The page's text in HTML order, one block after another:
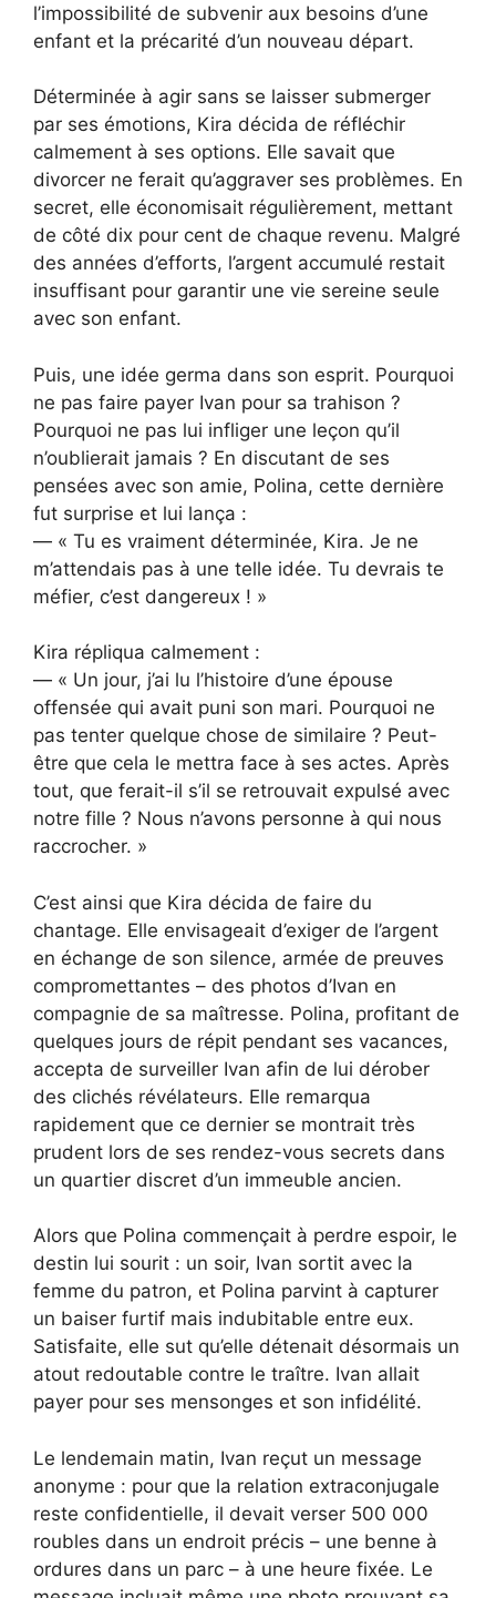
l’impossibilité de subvenir aux besoins d’une
enfant et la précarité d’un nouveau départ.
Déterminée à agir sans se laisser submerger
par ses émotions, Kira décida de réfléchir
calmement à ses options. Elle savait que
divorcer ne ferait qu’aggraver ses problèmes. En
secret, elle économisait régulièrement, mettant
de côté dix pour cent de chaque revenu. Malgré
des années d’efforts, l’argent accumulé restait
insuffisant pour garantir une vie sereine seule
avec son enfant.
Puis, une idée germa dans son esprit. Pourquoi
ne pas faire payer Ivan pour sa trahison ?
Pourquoi ne pas lui infliger une leçon qu’il
n’oublierait jamais ? En discutant de ses
pensées avec son amie, Polina, cette dernière
fut surprise et lui lança :
— « Tu es vraiment déterminée, Kira. Je ne
m’attendais pas à une telle idée. Tu devrais te
méfier, c’est dangereux ! »
Kira répliqua calmement :
— « Un jour, j’ai lu l’histoire d’une épouse
offensée qui avait puni son mari. Pourquoi ne
pas tenter quelque chose de similaire ? Peut-
être que cela le mettra face à ses actes. Après
tout, que ferait-il s’il se retrouvait expulsé avec
notre fille ? Nous n’avons personne à qui nous
raccrocher. »
C’est ainsi que Kira décida de faire du
chantage. Elle envisageait d’exiger de l’argent
en échange de son silence, armée de preuves
compromettantes – des photos d’Ivan en
compagnie de sa maîtresse. Polina, profitant de
quelques jours de répit pendant ses vacances,
accepta de surveiller Ivan afin de lui dérober
des clichés révélateurs. Elle remarqua
rapidement que ce dernier se montrait très
prudent lors de ses rendez-vous secrets dans
un quartier discret d’un immeuble ancien.
Alors que Polina commençait à perdre espoir, le
destin lui sourit : un soir, Ivan sortit avec la
femme du patron, et Polina parvint à capturer
un baiser furtif mais indubitable entre eux.
Satisfaite, elle sut qu’elle détenait désormais un
atout redoutable contre le traître. Ivan allait
payer pour ses mensonges et son infidélité.
Le lendemain matin, Ivan reçut un message
anonyme : pour que la relation extraconjugale
reste confidentielle, il devait verser 500 000
roubles dans un endroit précis – une benne à
ordures dans un parc – à une heure fixée. Le